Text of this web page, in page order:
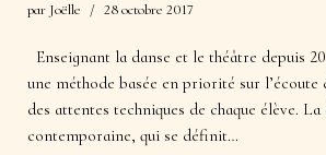
par Joëlle 28 octobre 2017
Enseignant la danse et le théâtre depuis
une méthode basée en priorité sur
des attentes techniques de chaque élève. La
contemporaine, qui se définit…